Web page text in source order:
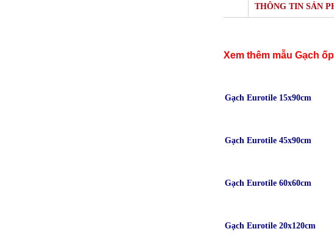
THÔNG TIN SẢN
Xem thêm mẫu Gạch
Gạch Eurotile 15x90cm
Gạch Eurotile 45x90cm
Gạch Eurotile 60x60cm
Gạch Eurotile 20x120cm